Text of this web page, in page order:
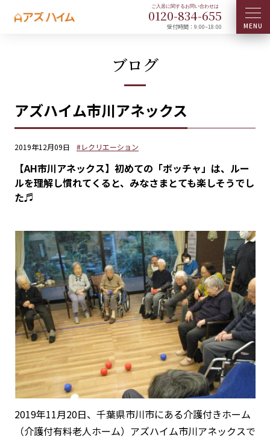
0120-834-655
受付時間：9:00~18:00
ブログ
アズハイム市川アネックス
2019年12月09日 #レクリエーション
【AH市川アネックス】初めての「ボッチャ」は、ルー
ルを理解し慣れてくると、みなさまとても楽しそうでし
た♬
2019年11月20日、千葉県市川市にある介護付きホーム
（介護付有料老人ホーム）アズハイム市川アネックスで